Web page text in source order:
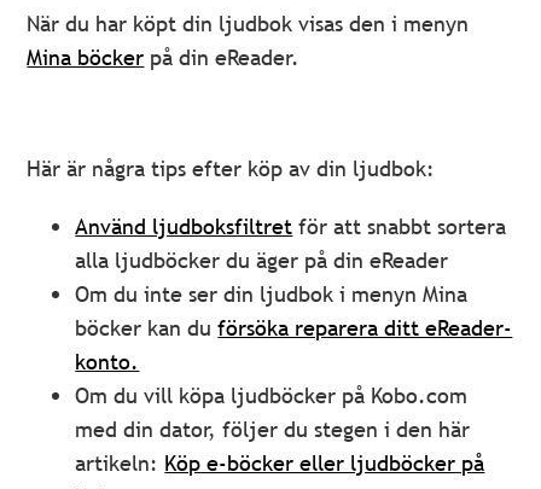
När du har köpt din ljudbok visas den i menyn
Mina böcker på din eReader.
Här är några tips efter köp av din ljudbok:
Använd ljudboksfiltret för att snabbt sortera
alla ljudböcker du äger på din eReader
Om du inte ser din ljudbok i menyn Mina
böcker kan duförsöka reparera ditt eReader-
konto.
Om du vill köpa ljudböcker på Kobo.com
med din dator, följer du stegen i den här
artikeln: Köp e-böcker eller ljudböcker på